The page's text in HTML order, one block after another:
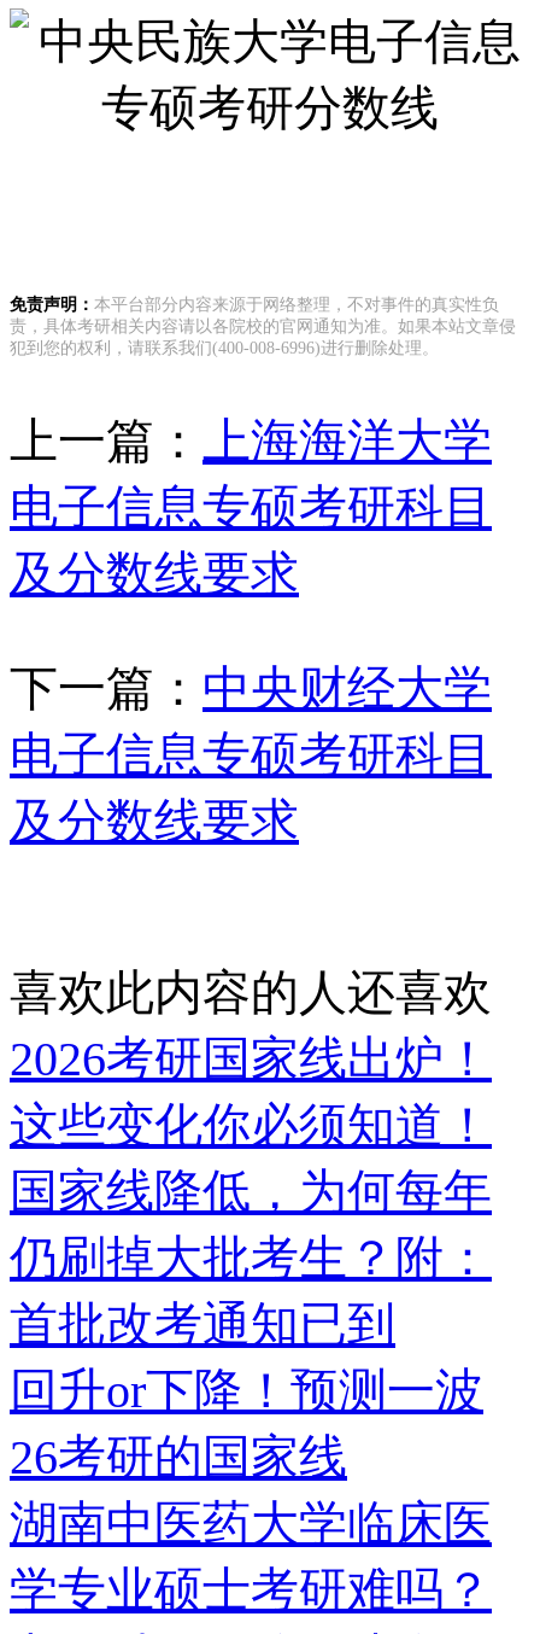
免责声明： 本平台部分内容来源于网络整理，不对事件的真实性负
责，具体考研相关内容请以各院校的官网通知为准。如果本站文章侵
犯到您的权利，请联系我们(400-008-6996)进行删除处理。
上一篇： 上海海洋大学
电子信息专硕考研科目
及分数线要求
下一篇： 中央财经大学
电子信息专硕考研科目
及分数线要求
喜欢此内容的人还喜欢
2026考研国家线出炉！
这些变化你必须知道！
国家线降低，为何每年
仍刷掉大批考生？附：
首批改考通知已到
回升or下降！预测一波
26考研的国家线
湖南中医药大学临床医
学专业硕士考研难吗？